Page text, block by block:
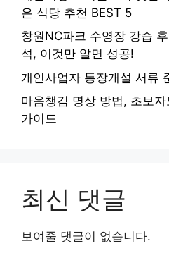
은 식당 추천 BEST 5
창원NC파크 수영장 강습
석, 이것만 알면 성공!
개인사업자 통장개설 서류
마음챙김 명상 방법, 초보
가이드
최신 댓글
보여줄 댓글이 없습니다.